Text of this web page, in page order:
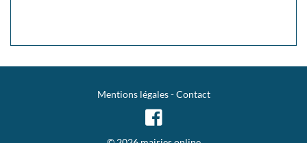
Mentions légales-Contact